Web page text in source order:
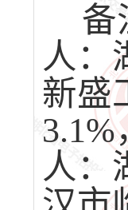
备
人：
新盛
人：